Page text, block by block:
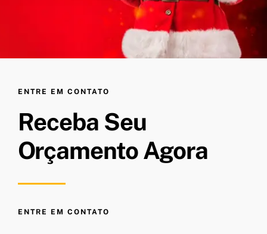
ENTRE EM CONTATO
Receba Seu
Orçamento Agora
ENTRE EM CONTATO